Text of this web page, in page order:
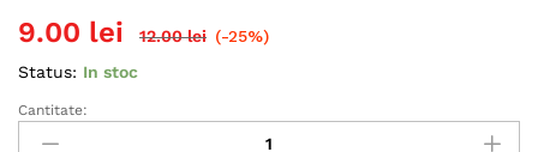
9.00 lei 12.00lei (-25%)
Status: In stoc
Feedermix
Robin
Cantitate: